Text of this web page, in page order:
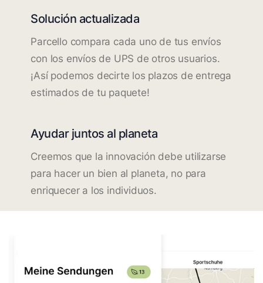
Solución actualizada
Parcello compara cada uno de tus envíos
con los envíos de UPS de otros usuarios.
¡Así podemos decirte los plazos de entrega
estimados de tu paquete!
Ayudar juntos al planeta
Creemos que la innovación debe utilizarse
para hacer un bien al planeta, no para
enriquecer a los individuos.